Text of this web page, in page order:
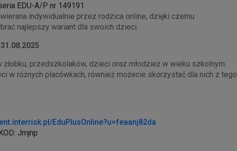
EDU-A/P nr 149191
indywidualnie przez rodzica online, dzięki czemu
najlepszy wariant dla swoich dzieci.
przedszkolaków, dzieci oraz młodzież w wieku szkolnym.
w różnych placówkach, również możecie skorzystać dla nich z tego
EduPlusOnline?u=feaanj82da
Jmjnp